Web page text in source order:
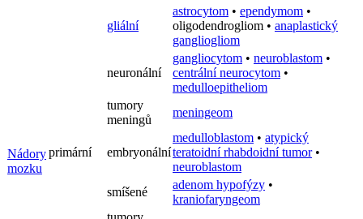
Nádory
mozku
primární
gliální
astrocytom • ependymom •
oligodendrogliom • anaplastický
gangliogliom
neuronální
gangliocytom • neuroblastom •
centrální neurocytom •
medulloepitheliom
tumory
meningů
meningeom
embryonální
medulloblastom • atypický
teratoidní rhabdoidní tumor•
neuroblastom
smíšené
adenom hypofýzy •
kraniofaryngeom